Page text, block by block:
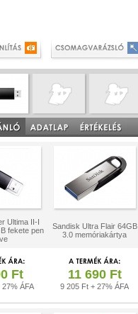
Ultima II-I
fekete pen
Sandisk Ultra Flair 64GB
3.0 memóriakártya
Ft
ÁFA
11 690 Ft
9 205 Ft + 27% ÁFA